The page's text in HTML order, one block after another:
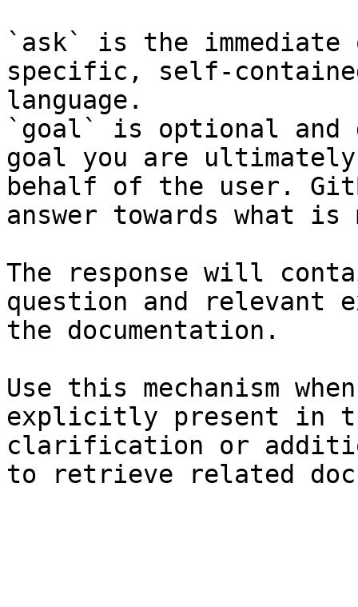
`ask` is the
specific, self-
language.
`goal` is optional and
goal you are
behalf of the user.
answer towards what
The response will
question and relevant
the documentation.
Use this mechanism
explicitly present in
clarification or